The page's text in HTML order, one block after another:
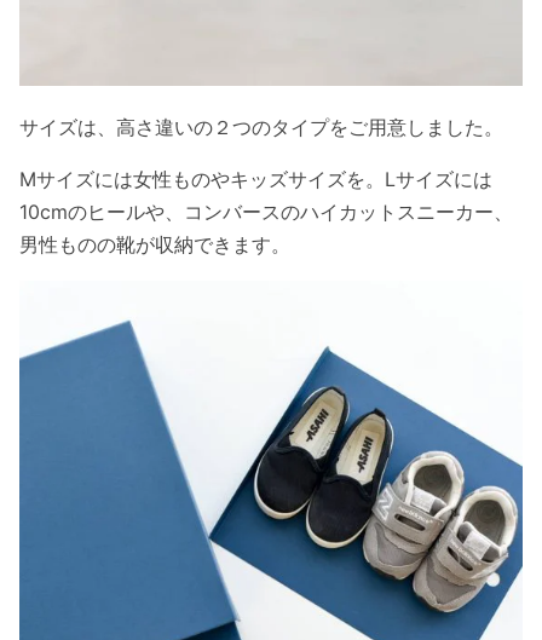
サイズは、高さ違いの２つのタイプをご用意しました。
Mサイズには女性ものやキッズサイズを。Lサイズには
10cmのヒールや、コンバースのハイカットスニーカー、
男性ものの靴が収納できます。